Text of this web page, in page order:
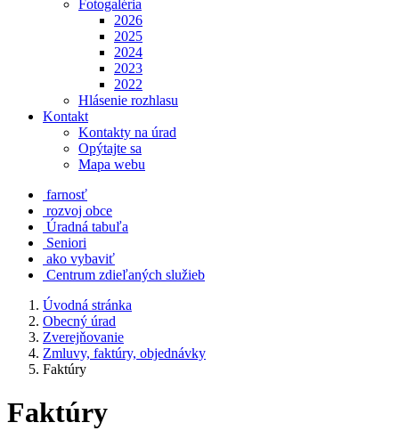
Fotogaléria
2026
2025
2024
2023
2022
Hlásenie rozhlasu
Kontakt
Kontakty na úrad
Opýtajte sa
Mapa webu
farnosť
rozvoj obce
Úradná tabuľa
Seniori
ako vybaviť
Centrum zdieľaných služieb
Úvodná stránka
Obecný úrad
Zverejňovanie
Zmluvy, faktúry, objednávky
Faktúry
Faktúry